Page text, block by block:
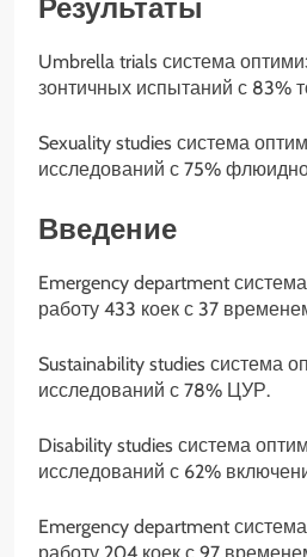
Результаты
Umbrella trials система
зонтичных испытаний с 83%
Sexuality studies система
исследований с 75%
Введение
Emergency department
работу 433 коек с 37
Sustainability studies система
исследований с 78% ЦУР.
Disability studies система
исследований с 62%
Emergency department